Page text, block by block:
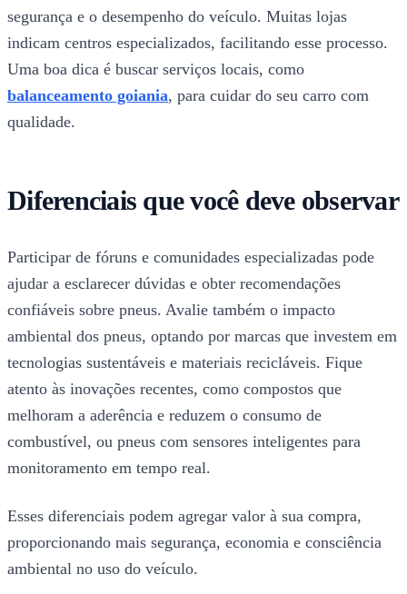
segurança e o desempenho do veículo. Muitas lojas
indicam centros especializados, facilitando esse processo.
Uma boa dica é buscar serviços locais, como
balanceamento goiania, para cuidar do seu carro com
qualidade.
Diferenciais que você deve observar
Participar de fóruns e comunidades especializadas pode
ajudar a esclarecer dúvidas e obter recomendações
confiáveis sobre pneus. Avalie também o impacto
ambiental dos pneus, optando por marcas que investem em
tecnologias sustentáveis e materiais recicláveis. Fique
atento às inovações recentes, como compostos que
melhoram a aderência e reduzem o consumo de
combustível, ou pneus com sensores inteligentes para
monitoramento em tempo real.
Esses diferenciais podem agregar valor à sua compra,
proporcionando mais segurança, economia e consciência
ambiental no uso do veículo.